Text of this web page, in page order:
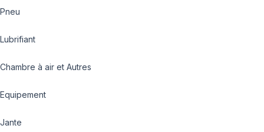
Pneu
Lubrifiant
Chambre à air et Autres
Equipement
Jante